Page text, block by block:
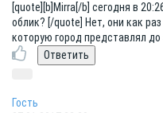
[quote][b]Mirra[/b] сегодня в
облик? [/quote] Нет, они как
которую город представлял до
Гость